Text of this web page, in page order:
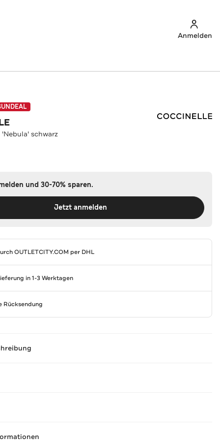
Anmelden
schwarz
und 30-70% sparen.
Jetzt anmelden
OUTLETCITY.COM per DHL
in 1-3 Werktagen
Rücksendung